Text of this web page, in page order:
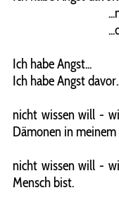
...mit dir
...dir
Ich habe Angst...
Ich habe Angst
...Dinge
nicht wissen will -
Dämonen in
...Dinge
nicht wissen will -
Mensch bist.